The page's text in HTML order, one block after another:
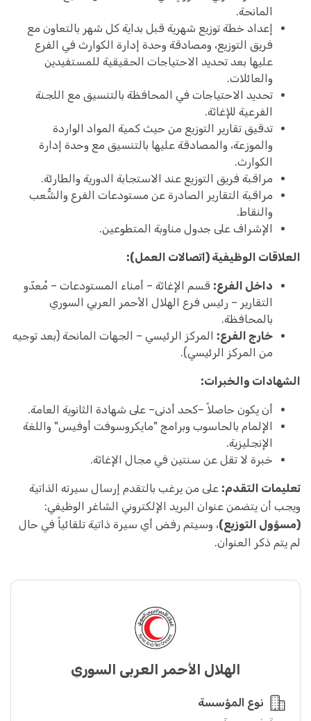
المانحة.
إعداد خطة توزيع شهرية قبل بداية كل شهر بالتعاون مع
فريق التوزيع، ومصادقة وحدة إدارة الكوارث في الفرع
عليها بعد تحديد الاحتياجات الحقيقية للمستفيدين
والعائلات.
تحديد الاحتياجات في المحافظة بالتنسيق مع اللجنة
الفرعية للإغاثة.
تدقيق تقارير التوزيع من حيث كمية المواد الواردة
والموزعة، والمصادقة عليها بالتنسيق مع وحدة إدارة
الكوارث.
مراقبة فريق التوزيع عند الاستجابة الدورية والطارئة.
مراقبة التقارير الصادرة عن مستودعات الفرع والشُّعب
والنقاط.
الإشراف على جدول مناوبة المتطوعين.
العلاقات الوظيفية (اتصالات العمل):
داخل الفرع: قسم الإغاثة – أمناء المستودعات – مُعدّو
التقارير – رئيس فرع الهلال الأحمر العربي السوري
بالمحافظة.
خارج الفرع: المركز الرئيسي – الجهات المانحة (بعد توجيه
من المركز الرئيسي).
الشهادات والخبرات:
أن يكون حاصلاً –كحد أدنى– على شهادة الثانوية العامة.
الإلمام بالحاسوب وبرامج "مايكروسوفت أوفيس" واللغة
الإنجليزية.
خبرة لا تقل عن سنتين في مجال الإغاثة.
تعليمات التقدم: على من يرغب بالتقدم إرسال سيرته الذاتية
ويجب أن يتضمن عنوان البريد الإلكتروني الشاغر الوظيفي:
(مسؤول التوزيع)، وسيتم رفض أي سيرة ذاتية تلقائياً في حال
لم يتم ذكر العنوان.
الهلال الأحمر العربي السوري
نوع المؤسسة